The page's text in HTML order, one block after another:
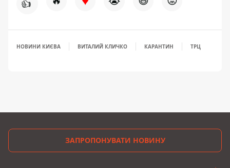
👍
НОВИНИ КИЄВА ВИТАЛИЙ КЛИЧКО КАРАНТИН ТРЦ
ЗАПРОПОНУВАТИ НОВИНУ